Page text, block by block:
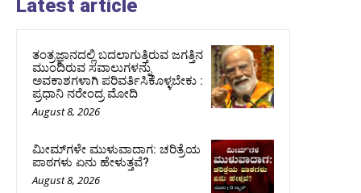
Latest article
ತಂತ್ರಜ್ಞಾನದಲ್ಲಿ ಬದಲಾಗುತ್ತಿರುವ ಜಗತ್ತಿನ
ಮುಂದಿರುವ ಸವಾಲುಗಳನ್ನು
ಅವಕಾಶಗಳಾಗಿ ಪರಿವರ್ತಿಸಿಕೊಳ್ಳಬೇಕು :
ಪ್ರಧಾನಿ ನರೇಂದ್ರ ಮೋದಿ
August 8, 2026
ಮೀಮ್‌ಗಳೇ ಮುಳುವಾದಾಗ: ಚರಿತ್ರೆಯ
ಪಾಠಗಳು ಏನು ಹೇಳುತ್ತವೆ?
August 8, 2026